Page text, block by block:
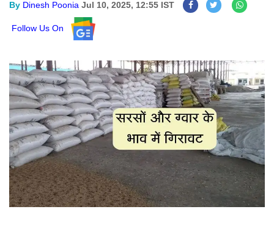
By Dinesh Poonia Jul 10, 2025, 12:55 IST
Follow Us On